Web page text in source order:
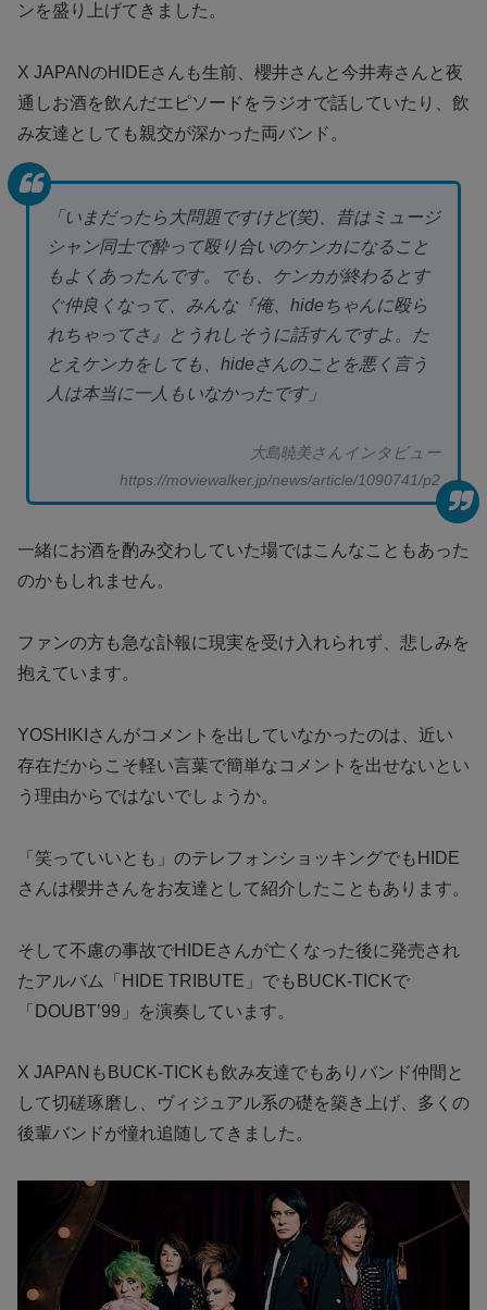
ンを盛り上げてきました。
X JAPANのHIDEさんも生前、櫻井さんと今井寿さんと夜
通しお酒を飲んだエピソードをラジオで話していたり、飲
み友達としても親交が深かった両バンド。
「いまだったら大問題ですけど(笑)、昔はミュージ
シャン同士で酔って殴り合いのケンカになること
もよくあったんです。でも、ケンカが終わるとす
ぐ仲良くなって、みんな『俺、hideちゃんに殴ら
れちゃってさ』とうれしそうに話すんですよ。た
とえケンカをしても、hideさんのことを悪く言う
人は本当に一人もいなかったです」
大島暁美さんインタビュー
https://moviewalker.jp/news/article/1090741/p2
一緒にお酒を酌み交わしていた場ではこんなこともあった
のかもしれません。
ファンの方も急な訃報に現実を受け入れられず、悲しみを
抱えています。
YOSHIKIさんがコメントを出していなかったのは、近い
存在だからこそ軽い言葉で簡単なコメントを出せないとい
う理由からではないでしょうか。
「笑っていいとも」のテレフォンショッキングでもHIDE
さんは櫻井さんをお友達として紹介したこともあります。
そして不慮の事故でHIDEさんが亡くなった後に発売され
たアルバム「HIDE TRIBUTE」でもBUCK-TICKで
「DOUBT’99」を演奏しています。
X JAPANもBUCK-TICKも飲み友達でもありバンド仲間と
して切磋琢磨し、ヴィジュアル系の礎を築き上げ、多くの
後輩バンドが憧れ追随してきました。